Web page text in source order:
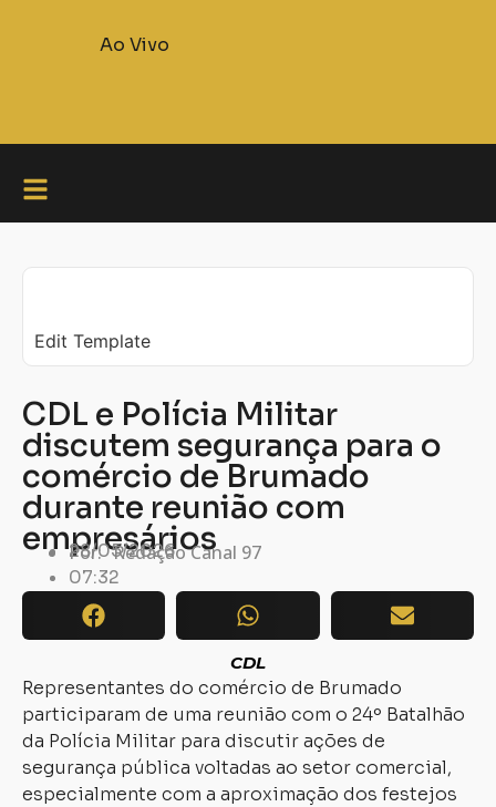
Ao Vivo
Edit Template
CDL e Polícia Militar
discutem segurança para o
comércio de Brumado
durante reunião com
empresários
Por: Redação Canal 97
28/05/2026
07:32
CDL
Representantes do comércio de Brumado
participaram de uma reunião com o 24º Batalhão
da Polícia Militar para discutir ações de
segurança pública voltadas ao setor comercial,
especialmente com a aproximação dos festejos